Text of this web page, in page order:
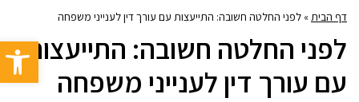
פתח
דף הבית» לפני החלטה חשובה: התייעצות עם עורך דין לענייני משפחה
לפני החלטה חשובה: התייעצות
עם עורך דין לענייני משפחה